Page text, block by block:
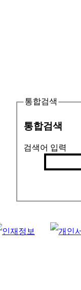
통합검색
통합검색
검색어 입력